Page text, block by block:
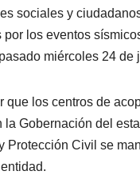
sociales y
por los eventos
miércoles 24 de
que los centros de
la Gobernación del
Protección Civil se